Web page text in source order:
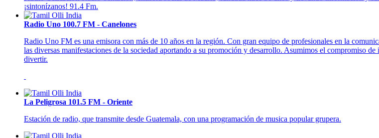
¡sintonízanos! 91.4 Fm.
Radio Uno 100.7 FM - Canelones
Radio Uno FM es una emisora con más de 10 años en la región. Con gran equipo de profesionales en la
las diversas manifestaciones de la sociedad aportando a su promoción y desarrollo. Asumimos el compromiso
divertir.
La Peligrosa 101.5 FM - Oriente
Estación de radio, que transmite desde Guatemala, con una programación de musica popular grupera.